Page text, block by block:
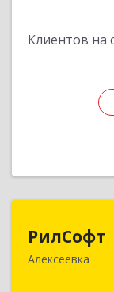
Клиентов на
РилСофт
Алексеевка
309850,